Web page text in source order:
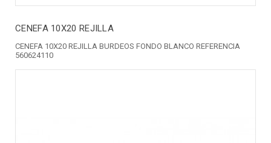
CENEFA 10X20 REJILLA
CENEFA 10X20 REJILLA BURDEOS FONDO BLANCO REFERENCIA
560624110